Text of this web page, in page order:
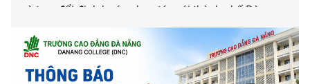
và trao đổi định hướng hợp tác với thành phố Đà
Nẵng. Cùng dự có Phó Chủ tịch UBND thành phố Phan
Thái Bình.